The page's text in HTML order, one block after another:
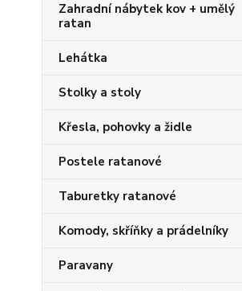
Zahradní nábytek kov + umělý
ratan
Lehátka
Stolky a stoly
Křesla, pohovky a židle
Postele ratanové
Taburetky ratanové
Komody, skříňky a prádelníky
Paravany